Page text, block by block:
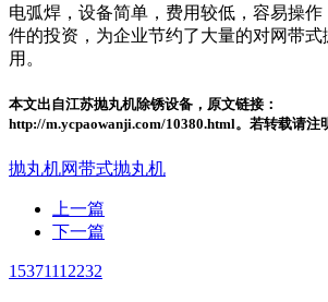
电弧焊，设备简单，费用较低，容易操
件的投资，为企业节约了大量的对网带
用。
本文出自江苏抛丸机除锈设备，原文链接：
http://m.ycpaowanji.com/10380.html。若转载请注
抛丸机网带式抛丸机
上一篇
下一篇
15371112232